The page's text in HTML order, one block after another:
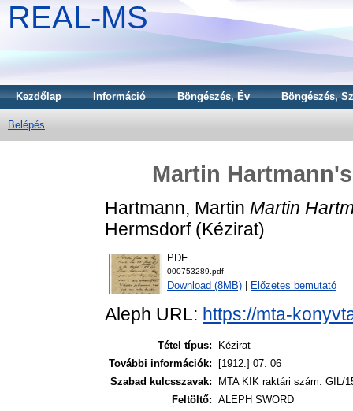
REAL-MS
Kezdőlap Információ Böngészés, Év Böngészés,
Belépés
Martin
Hartmann, Martin Martin
Hermsdorf (Kézirat)
PDF
000753289.pdf
Download (8MB) Előzetes bemutató
Aleph URL: https://mta-
Tétel típus:
Kézirat
További információk:
[1912.] 07. 06
Szabad kulcsszavak:
MTA KIK raktári szám: GIL/
Feltöltő: ALEPH SWORD